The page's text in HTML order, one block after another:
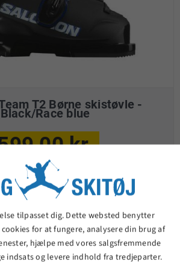
T2 Børne skistøvle -
Black/Race blue
kr.
VIS PRODUKT
tilpasset dig. Dette websted benytter
for at fungere, analysere din brug af
hjælpe med vores salgsfremmende
indsats og levere indhold fra tredjeparter.